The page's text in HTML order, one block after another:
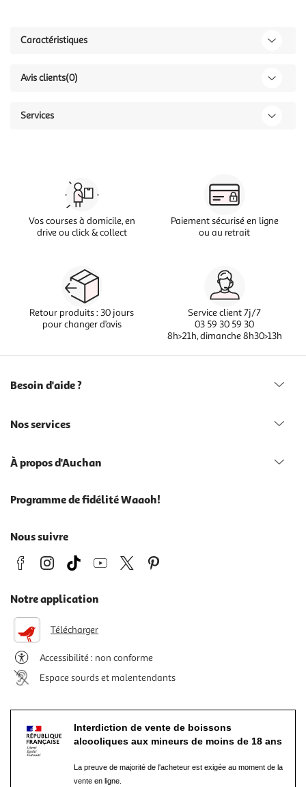
Caractéristiques
Avis clients(0)
Services
Vos courses à domicile, en
drive ou click & collect
Paiement sécurisé en ligne
ou au retrait
Retour produits : 30 jours
pour changer d’avis
Service client 7j/7
03 59 30 59 30
8h>21h, dimanche 8h30>13h
Besoin d'aide ?
Nos services
À propos d'Auchan
Programme de fidélité Waaoh!
Nous suivre
Notre application
Télécharger
Accessibilité : non conforme
Espace sourds et malentendants
Interdiction de vente de boissons
alcooliques aux mineurs de moins de 18 ans
La preuve de majorité de l'acheteur est exigée au moment de la
vente en ligne.